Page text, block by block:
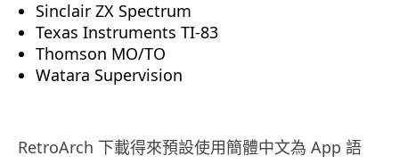
Sinclair ZX Spectrum
Texas Instruments TI-83
Thomson MO/TO
Watara Supervision
RetroArch 下載得來預設使用簡體中文為 App 語